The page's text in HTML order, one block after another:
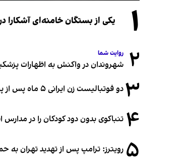
۱ یکی از بستگان خامنه‌ای
۲ روایت شما
شهروندان در واکنش به اظهارات
۳دو فوتبالیست زن ایرانی ۵ ماه پس از پناهندگی، شهروند استرالیا شدند
۴ تنباکوی بدون دود کودکان را در مدارس
۵ رویترز: ترامپ پس از تهدید تهران